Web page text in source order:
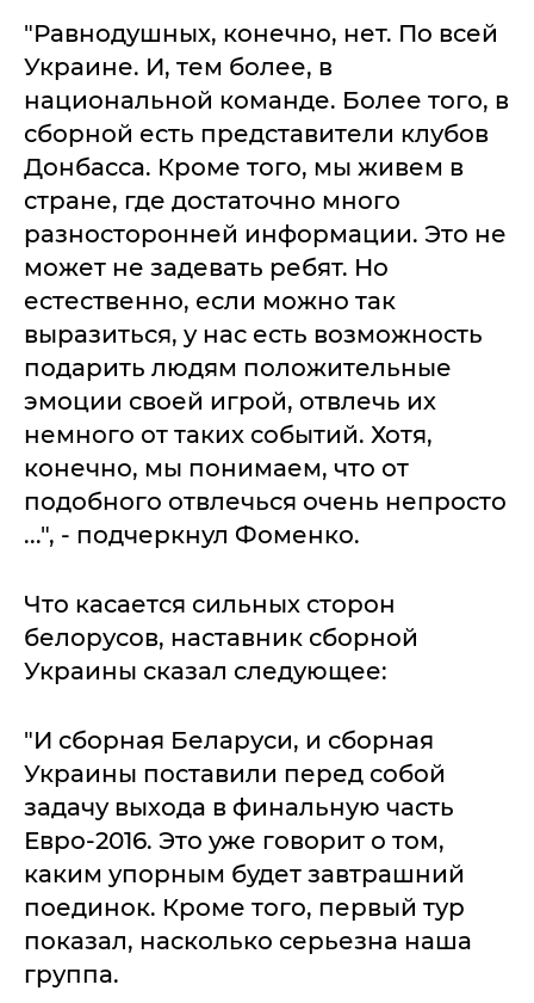
"Равнодушных, конечно, нет. По всей
Украине. И, тем более, в
национальной команде. Более того, в
сборной есть представители клубов
Донбасса. Кроме того, мы живем в
стране, где достаточно много
разносторонней информации. Это не
может не задевать ребят. Но
естественно, если можно так
выразиться, у нас есть возможность
подарить людям положительные
эмоции своей игрой, отвлечь их
немного от таких событий. Хотя,
конечно, мы понимаем, что от
подобного отвлечься очень непросто
...", - подчеркнул Фоменко.
Что касается сильных сторон
белорусов, наставник сборной
Украины сказал следующее:
"И сборная Беларуси, и сборная
Украины поставили перед собой
задачу выхода в финальную часть
Евро-2016. Это уже говорит о том,
каким упорным будет завтрашний
поединок. Кроме того, первый тур
показал, насколько серьезна наша
группа.